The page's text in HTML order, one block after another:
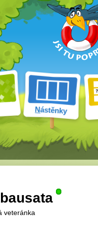
Nástěnky
veteránka